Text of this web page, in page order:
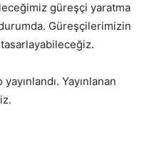
güreşçi yaratma
Güreşçilerimizin
Yayınlanan